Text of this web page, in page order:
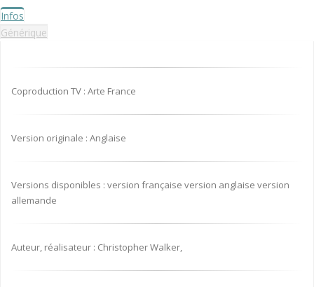
Infos
Générique
Coproduction TV : Arte France
Version originale : Anglaise
Versions disponibles : version française version anglaise version
allemande
Auteur, réalisateur : Christopher Walker,